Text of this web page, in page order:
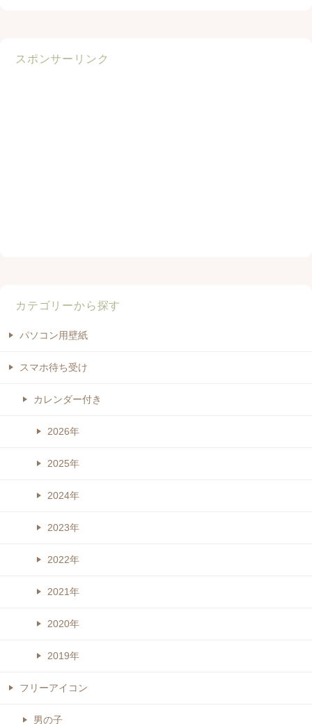
スポンサーリンク
カテゴリーから探す
パソコン用壁紙
スマホ待ち受け
カレンダー付き
2026年
2025年
2024年
2023年
2022年
2021年
2020年
2019年
フリーアイコン
男の子